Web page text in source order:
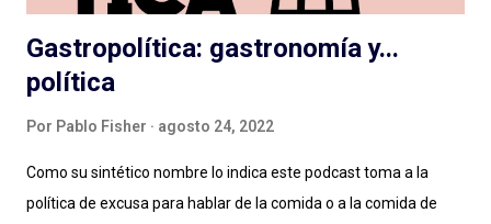
Gastropolítica: gastronomía y...
política
Por Pablo Fisher agosto 24, 2022
Como su sintético nombre lo indica este podcast toma a la
política de excusa para hablar de la comida o a la comida de